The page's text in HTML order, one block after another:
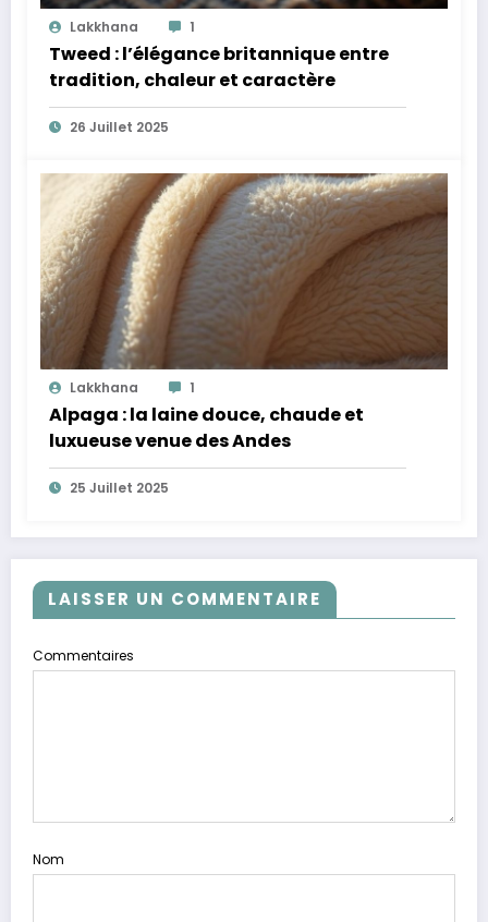
Lakkhana 1
Tweed : l’élégance britannique entre
tradition, chaleur et caractère
26 Juillet 2025
Lakkhana 1
Alpaga : la laine douce, chaude et
luxueuse venue des Andes
25 Juillet 2025
LAISSER UN COMMENTAIRE
Commentaires
Nom